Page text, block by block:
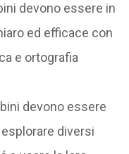
devono essere in
ed efficace con
e ortografia
devono essere
diversi